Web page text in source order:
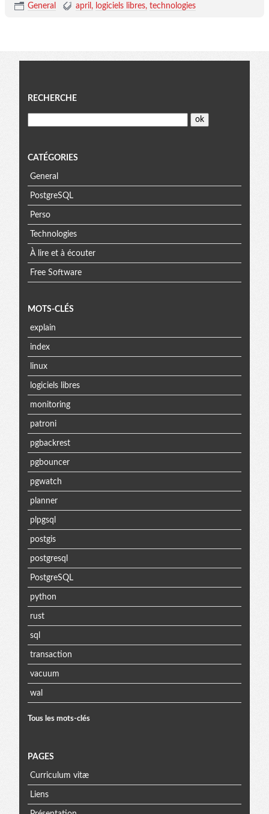
General
april logiciels libres technologies
Menu
RECHERCHE
CATÉGORIES
General
PostgreSQL
Perso
Technologies
À lire et à écouter
Free Software
MOTS-CLÉS
explain
index
linux
logiciels libres
monitoring
patroni
pgbackrest
pgbouncer
pgwatch
planner
plpgsql
postgis
postgresql
PostgreSQL
python
rust
sql
transaction
vacuum
wal
Tous les mots-clés
PAGES
Curriculum vitæ
Liens